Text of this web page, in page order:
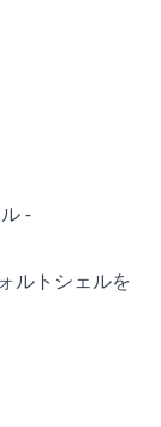
-
ルトシェルを